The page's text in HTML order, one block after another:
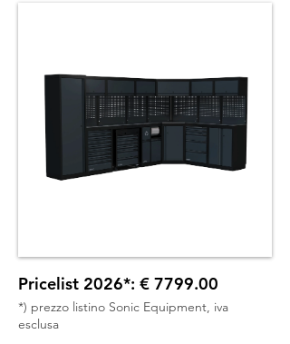
Pricelist 2026*: € 7799.00
*) prezzo listino Sonic Equipment, iva
esclusa